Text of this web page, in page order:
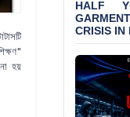
হয়
HALF
CRISIS IN